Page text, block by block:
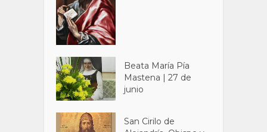
Beata María Pía
Mastena | 27 de
junio
San Cirilo de